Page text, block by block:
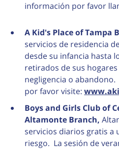
información por favor
A Kid's Place of Tampa
servicios de residencia
desde su infancia hasta
retirados de sus
negligencia o
por favor visite:
Boys and Girls Club of
Altamonte Branch,
servicios diarios gratis a
riesgo. La sesión de